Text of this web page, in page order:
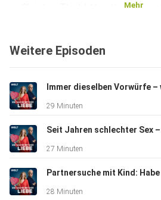
zu Christian Thiel: https://
Werbepartner
https://www.welt.de/services/
m.html
Datenschutzerklärung:
https://www.welt.de/services/
hutzerklaerung-WELT-DIGITAL.html
Mehr
Weitere Episoden
29 Minuten
27 Minuten
28 Minuten